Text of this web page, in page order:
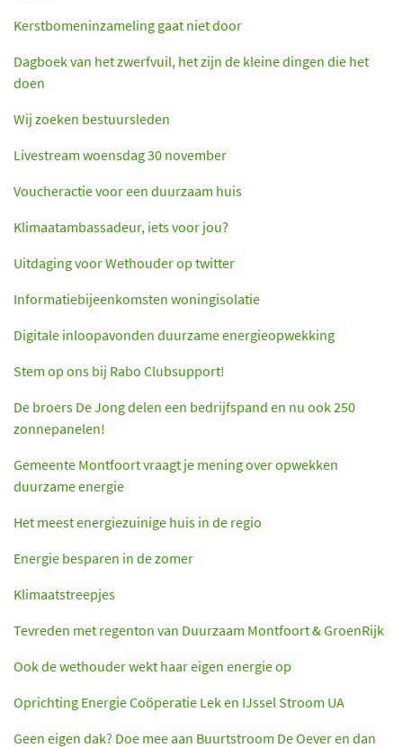
Kerstbomeninzameling gaat niet door
Dagboek van het zwerfvuil, het zijn de kleine dingen die het
doen
Wij zoeken bestuursleden
Livestream woensdag 30 november
Voucheractie voor een duurzaam huis
Klimaatambassadeur, iets voor jou?
Uitdaging voor Wethouder op twitter
Informatiebijeenkomsten woningisolatie
Digitale inloopavonden duurzame energieopwekking
Stem op ons bij Rabo Clubsupport!
De broers De Jong delen een bedrijfspand en nu ook 250
zonnepanelen!
Gemeente Montfoort vraagt je mening over opwekken
duurzame energie
Het meest energiezuinige huis in de regio
Energie besparen in de zomer
Klimaatstreepjes
Tevreden met regenton van Duurzaam Montfoort & GroenRijk
Ook de wethouder wekt haar eigen energie op
Oprichting Energie Coöperatie Lek en IJssel Stroom UA
Geen eigen dak? Doe mee aan Buurtstroom De Oever en dan